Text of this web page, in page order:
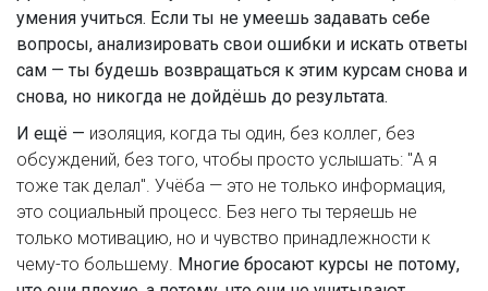
умения учиться. Если ты не умеешь задавать себе
вопросы, анализировать свои ошибки и искать ответы
сам — ты будешь возвращаться к этим курсам снова и
снова, но никогда не дойдёшь до результата.
И ещё — изоляция, когда ты один, без коллег, без
обсуждений, без того, чтобы просто услышать: "А я
тоже так делал". Учёба — это не только информация,
это социальный процесс. Без него ты теряешь не
только мотивацию, но и чувство принадлежности к
чему-то большему. Многие бросают курсы не потому,